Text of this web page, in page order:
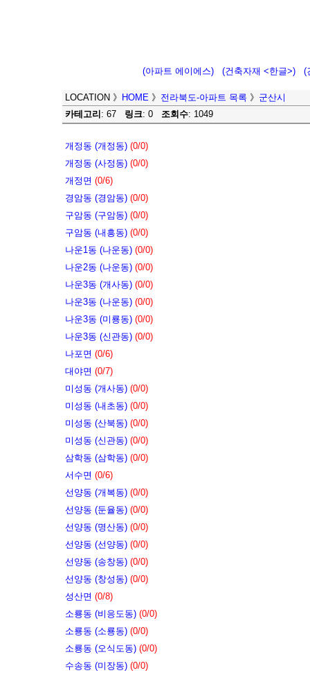
(아파트 에이에스) (건축자재 <한글>) (
LOCATION 》 HOME 》 전라북도-아파트 목록 》 군산시
카테고리 : 67 링크: 0 조회수: 1049
개정동 (개정동) (0/0)
개정동 (사정동) (0/0)
개정면 (0/6)
경암동 (경암동) (0/0)
구암동 (구암동) (0/0)
구암동 (내흥동) (0/0)
나운1동 (나운동) (0/0)
나운2동 (나운동) (0/0)
나운3동 (개사동) (0/0)
나운3동 (나운동) (0/0)
나운3동 (미룡동) (0/0)
나운3동 (신관동) (0/0)
나포면 (0/6)
대야면 (0/7)
미성동 (개사동) (0/0)
미성동 (내초동) (0/0)
미성동 (산북동) (0/0)
미성동 (신관동) (0/0)
삼학동 (삼학동) (0/0)
서수면 (0/6)
선양동 (개복동) (0/0)
선양동 (둔율동) (0/0)
선양동 (명산동) (0/0)
선양동 (선양동) (0/0)
선양동 (송창동) (0/0)
선양동 (창성동) (0/0)
성산면 (0/8)
소룡동 (비응도동) (0/0)
소룡동 (소룡동) (0/0)
소룡동 (오식도동) (0/0)
수송동 (미장동) (0/0)